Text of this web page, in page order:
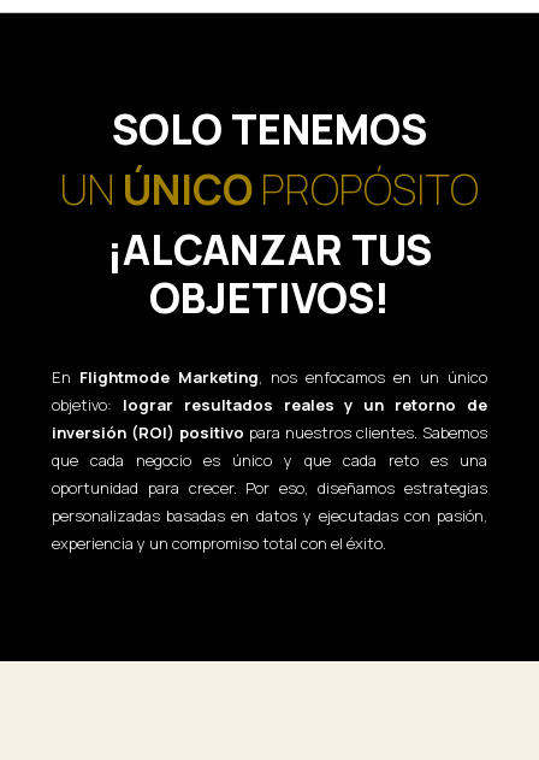
SOLO TENEMOS
UN ÚNICOPROPÓSITO
¡ALCANZAR TUS
OBJETIVOS!
En Flightmode Marketing, nos enfocamos en un único
objetivo: lograr resultados reales y un retorno de
inversión (ROI) positivo para nuestros clientes. Sabemos
que cada negocio es único y que cada reto es una
oportunidad para crecer. Por eso, diseñamos estrategias
personalizadas basadas en datos y ejecutadas con pasión,
experiencia y un compromiso total con el éxito.